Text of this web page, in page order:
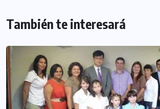
También te interesará